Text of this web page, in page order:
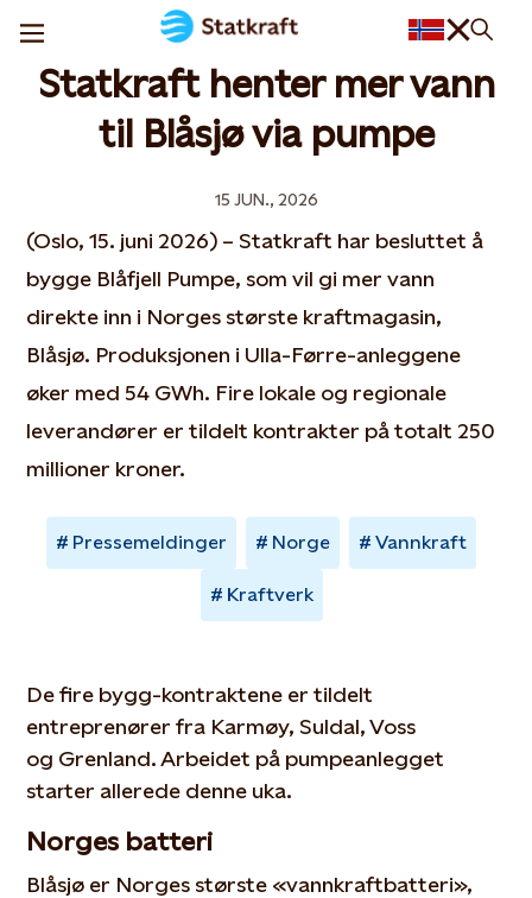
Statkraft henter mer vann
til Blåsjø via pumpe
15 JUN., 2026
(Oslo, 15. juni 2026) – Statkraft har besluttet å
bygge Blåfjell Pumpe, som vil gi mer vann
direkte inn i Norges største kraftmagasin,
Blåsjø. Produksjonen i Ulla-Førre-anleggene
øker med 54 GWh. Fire lokale og regionale
leverandører er tildelt kontrakter på totalt 250
millioner kroner.
Pressemeldinger Norge Vannkraft
Kraftverk
De fire bygg-kontraktene er tildelt
entreprenører fra Karmøy, Suldal, Voss
og Grenland. Arbeidet på pumpeanlegget
starter allerede denne uka.
Norges batteri
Blåsjø er Norges største «vannkraftbatteri»,